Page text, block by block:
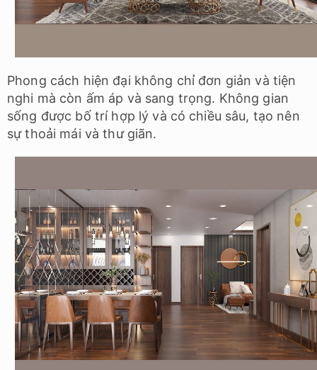
Phong cách hiện đại không chỉ đơn giản và tiện
nghi mà còn ấm áp và sang trọng. Không gian
sống được bố trí hợp lý và có chiều sâu, tạo nên
sự thoải mái và thư giãn.